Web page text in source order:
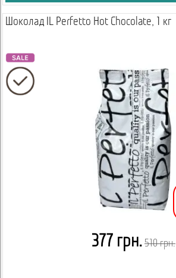
Шоколад IL Perfetto Hot Chocolate, 1 кг
377 грн. 510 грн.